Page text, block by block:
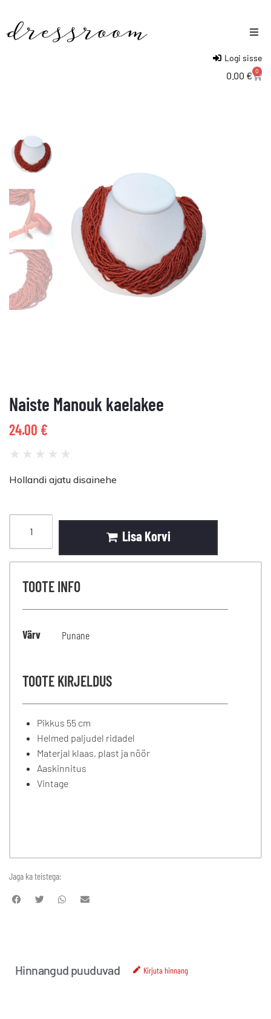
Logi sisse
0.00 € 0
Naiste Manouk kaelakee
24.00 €
★ ★ ★ ★ ★
Hollandi ajatu disainehe
Lisa Korvi
TOOTE INFO
Värv Punane
TOOTE KIRJELDUS
Pikkus 55 cm
Helmed paljudel ridadel
Materjal klaas, plast ja nöör
Aaskinnitus
Vintage
Jaga ka teistega:
Hinnangud puuduvad Kirjuta hinnang